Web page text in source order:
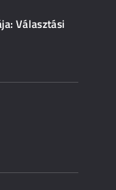
Választási